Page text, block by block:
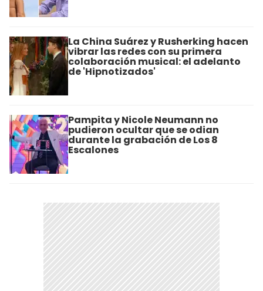
La China Suárez y Rusherking hacen
vibrar las redes con su primera
colaboración musical: el adelanto
de 'Hipnotizados'
Pampita y Nicole Neumann no
pudieron ocultar que se odian
durante la grabación de Los 8
Escalones